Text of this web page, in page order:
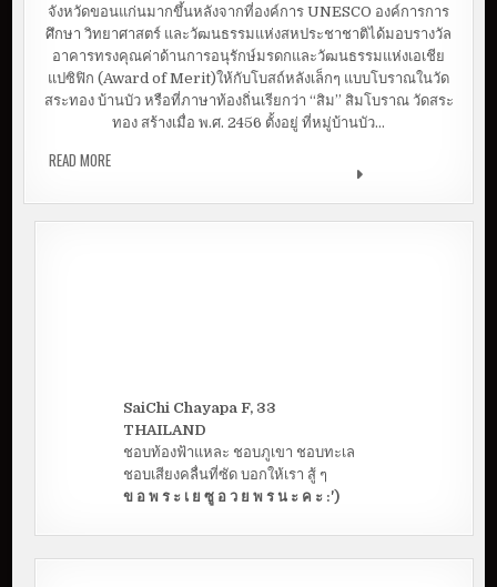
จังหวัดขอนแก่นมากขึ้นหลังจากที่องค์การ UNESCO องค์การการ
ศึกษา วิทยาศาสตร์ และวัฒนธรรมแห่งสหประชาชาติได้มอบรางวัล
อาคารทรงคุณค่าด้านการอนุรักษ์มรดกและวัฒนธรรมแห่งเอเชีย
แปซิฟิก (Award of Merit)ให้กับโบสถ์หลังเล็กๆ แบบโบราณในวัด
สระทอง บ้านบัว หรือที่ภาษาท้องถิ่นเรียกว่า “สิม” สิมโบราณ วัดสระ
ทอง สร้างเมื่อ พ.ศ. 2456 ตั้งอยู่ ที่หมู่บ้านบัว…
READ MOREสิมโบราณ วัดสระทอง บ้านบัว มรดกทางวัฒนธรรมแห่ง
SaiChi Chayapa F, 33
THAILAND
ชอบท้องฟ้าแหละ ชอบภูเขา ชอบทะเล
ชอบเสียงคลื่นที่ซัด บอกให้เรา สู้ ๆ
ข อ พ ร ะ เ ย ซู อ ว ย พ ร น ะ ค ะ :')